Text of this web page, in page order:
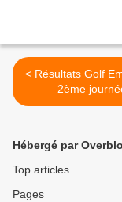
< Résultats Golf Emeraude
2ème
Hébergé par
Top articles
Pages